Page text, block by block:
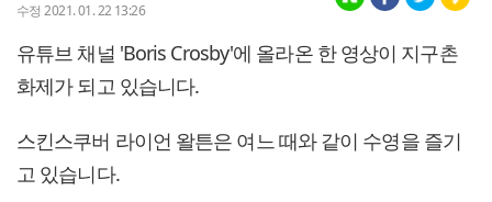
수정 2021. 01. 22 13:26
유튜브 채널 'Boris Crosby'에 올라온 한 영상이 지구촌
화제가 되고 있습니다.
스킨스쿠버 라이언 왈튼은 여느 때와 같이 수영을 즐기
고 있습니다.